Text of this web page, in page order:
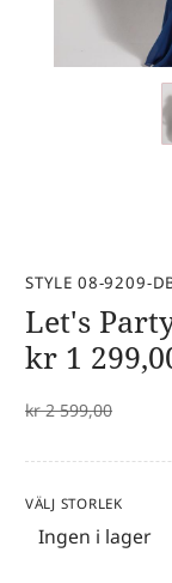
STYLE 08-9209-
Let's
kr 1
kr 2 599,00
VÄLJ STORLEK
Ingen i lager